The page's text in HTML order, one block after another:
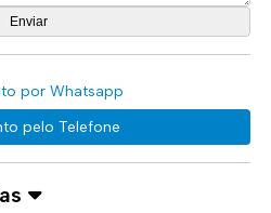
por Whatsapp
pelo Telefone